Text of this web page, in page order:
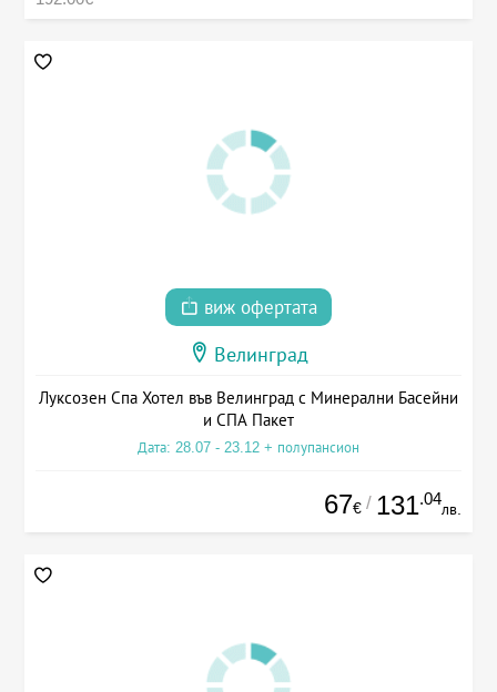
виж офертата
Велинград
Луксозен Спа Хотел във Велинград с Минерални Басейни
и СПА Пакет
Дата: 28.07 - 23.12 + полупансион
67€ / 131.04
лв.